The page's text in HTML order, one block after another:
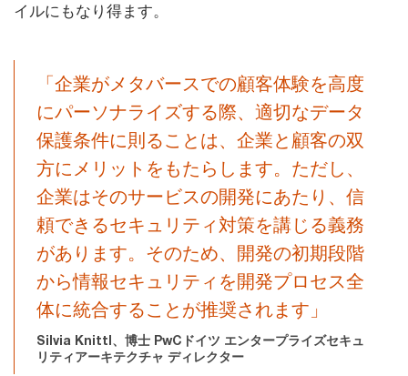
イルにもなり得ます。
「企業がメタバースでの顧客体験を高度
にパーソナライズする際、適切なデータ
保護条件に則ることは、企業と顧客の双
方にメリットをもたらします。ただし、
企業はそのサービスの開発にあたり、信
頼できるセキュリティ対策を講じる義務
があります。そのため、開発の初期段階
から情報セキュリティを開発プロセス全
体に統合することが推奨されます」
Silvia Knittl、博士 PwCドイツ エンタープライズセキュ
リティアーキテクチャ ディレクター